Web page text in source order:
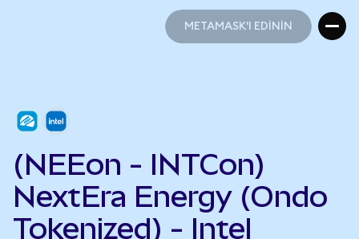
METAMASK'I EDİNİN
(NEEon - INTCon)
NextEra Energy (Ondo
Tokenized) - Intel